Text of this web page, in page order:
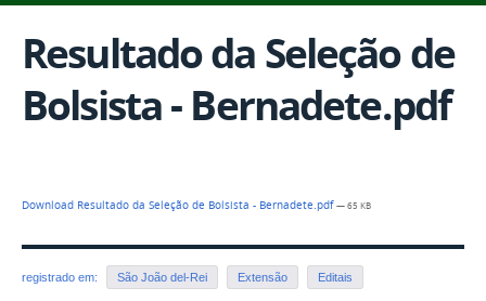
Resultado da Seleção de
Bolsista - Bernadete.pdf
Download Resultado da Seleção de Bolsista - Bernadete.pdf— 65 KB
registrado em: São João del-Rei Extensão Editais